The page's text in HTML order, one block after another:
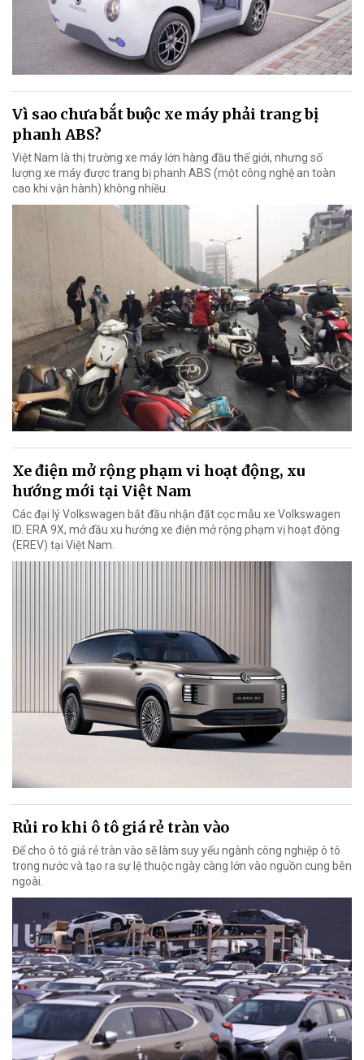
Vì sao chưa bắt buộc xe máy phải trang bị
phanh ABS?
Việt Nam là thị trường xe máy lớn hàng đầu thế giới, nhưng số
lượng xe máy được trang bị phanh ABS (một công nghệ an toàn
cao khi vận hành) không nhiều.
Xe điện mở rộng phạm vi hoạt động, xu
hướng mới tại Việt Nam
Các đại lý Volkswagen bắt đầu nhận đặt cọc mẫu xe Volkswagen
ID. ERA 9X, mở đầu xu hướng xe điện mở rộng phạm vị hoạt động
(EREV) tại Việt Nam.
Rủi ro khi ô tô giá rẻ tràn vào
Để cho ô tô giả rẻ tràn vào sẽ làm suy yếu ngành công nghiệp ô tô
trong nước và tạo ra sự lệ thuộc ngày càng lớn vào nguồn cung bên
ngoài.